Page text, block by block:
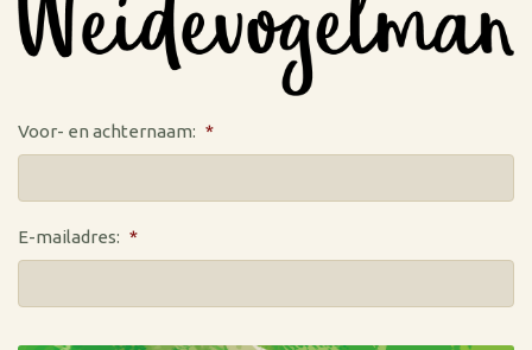
Voor- en achternaam: *
E-mailadres: *